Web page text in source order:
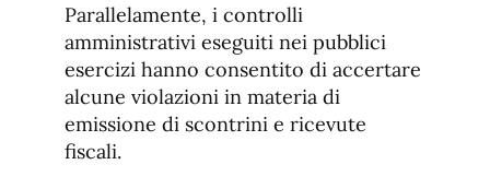
Parallelamente, i controlli
amministrativi eseguiti nei pubblici
esercizi hanno consentito di accertare
alcune violazioni in materia di
emissione di scontrini e ricevute
fiscali.